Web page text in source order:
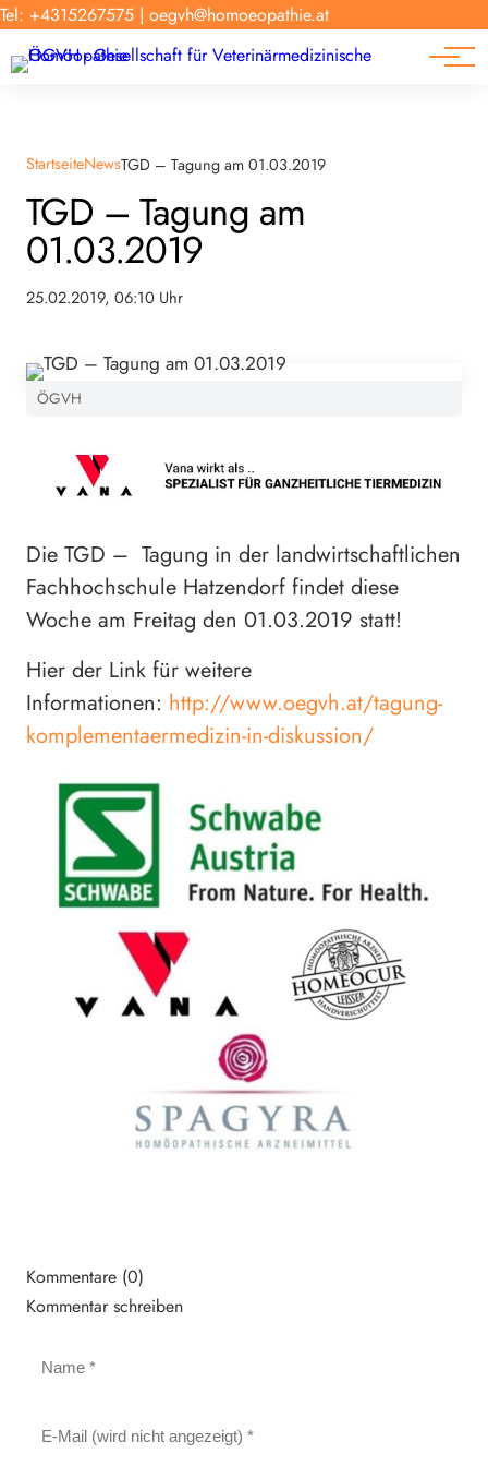
Tel: +4315267575 | oegvh@homoeopathie.at
Tierarzt-Suche
Forschung
News
StartseiteNewsTGD – Tagung am 01.03.2019
TGD – Tagung am
01.03.2019
25.02.2019, 06:10 Uhr
ÖGVH
Die TGD – Tagung in der landwirtschaftlichen
Fachhochschule Hatzendorf findet diese
Woche am Freitag den 01.03.2019 statt!
Hier der Link für weitere
Informationen: http://www.oegvh.at/tagung-
komplementaermedizin-in-diskussion/
Kommentare (0)
Kommentar schreiben